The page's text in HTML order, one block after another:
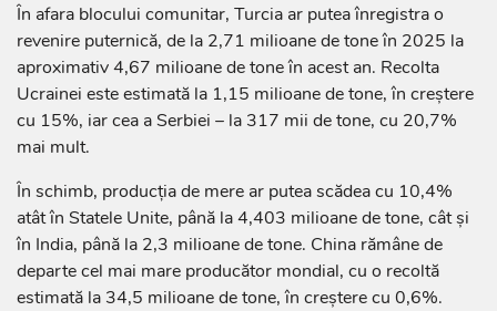
În afara blocului comunitar, Turcia ar putea înregistra o
revenire puternică, de la 2,71 milioane de tone în 2025 la
aproximativ 4,67 milioane de tone în acest an. Recolta
Ucrainei este estimată la 1,15 milioane de tone, în creștere
cu 15%, iar cea a Serbiei – la 317 mii de tone, cu 20,7%
mai mult.
În schimb, producția de mere ar putea scădea cu 10,4%
atât în Statele Unite, până la 4,403 milioane de tone, cât și
în India, până la 2,3 milioane de tone. China rămâne de
departe cel mai mare producător mondial, cu o recoltă
estimată la 34,5 milioane de tone, în creștere cu 0,6%.